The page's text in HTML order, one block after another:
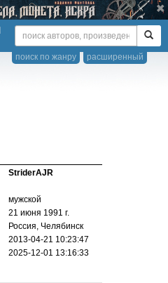
расширенный
поиск по жанру
StriderAJR
мужской
21 июня 1991 г.
Россия, Челябинск
2013-04-21 10:23:47
2025-12-01 13:16:33